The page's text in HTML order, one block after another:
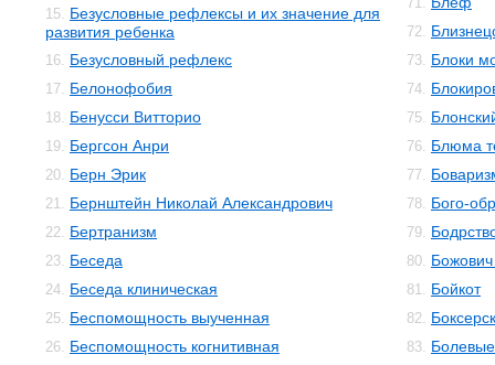
15. Безусловные рефлексы и их значение для
развития ребенка
16. Безусловный рефлекс
17. Белонофобия
18. Бенусси Витторио
19. Бергсон Анри
20. Берн Эрик
21. Бернштейн Николай Александрович
22. Бертранизм
23. Беседа
24. Беседа клиническая
25. Беспомощность выученная
26. Беспомощность когнитивная
72.
73. Блоки
74.
75.
76. Блюма
77.
78. Бого-
79.
80.
81. Бойкот
82.
83.